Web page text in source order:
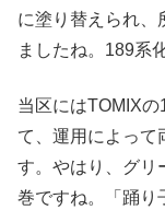
に塗り替えられ、
ましたね。189系
当区にはTOMIX
て、運用によって
す。やはり、グリ
巻ですね。「踊り